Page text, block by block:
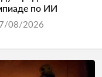
по ИИ
08/2026